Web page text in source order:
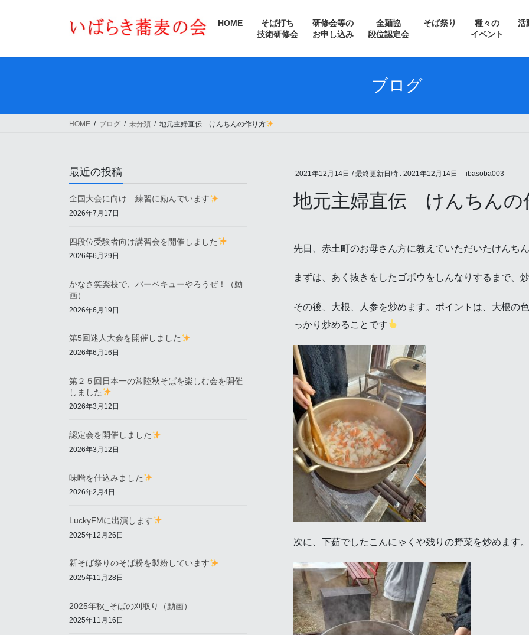
HOME
そば打ち
技術研修会
研修会等の
お申し込み
全麺協
段位認定会
そば祭り
＞ 収穫祭 in いばらき蕎麦の会
種々の
イベント
活
ブログ
HOME ブログ 未分類 地元主婦直伝 けんちんの作り方
2021年12月14日 / 最終更新日時 : 2021年12月14日 ibasoba003
地元主婦直伝 けんちんの
先日、赤土町のお母さん方に教えていただいたけんち
まずは、あく抜きをしたゴボウをしんなりするまで、炒
その後、大根、人参を炒めます。ポイントは、大根の
っかり炒めることです
次に、下茹でしたこんにゃくや残りの野菜を炒めます。
最近の投稿
全国大会に向け 練習に励んでいます
2026年7月17日
四段位受験者向け講習会を開催しました
2026年6月29日
かなさ笑楽校で、バーベキューやろうぜ！（動
画）
2026年6月19日
第5回迷人大会を開催しました
2026年6月16日
第２５回日本一の常陸秋そばを楽しむ会を開催
しました
2026年3月12日
認定会を開催しました
2026年3月12日
味噌を仕込みました
2026年2月4日
LuckyFMに出演します
2025年12月26日
新そば祭りのそば粉を製粉しています
2025年11月28日
2025年秋_そばの刈取り（動画）
2025年11月16日